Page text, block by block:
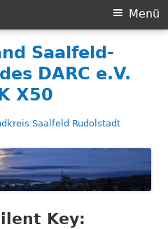
Saalfeld-
DARC e.V.
X50
Saalfeld Rudolstadt
Menü
Key: